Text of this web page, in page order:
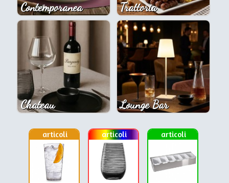
Contemporanea Trattoria
Chateau Lounge Bar
articoli articoli articoli